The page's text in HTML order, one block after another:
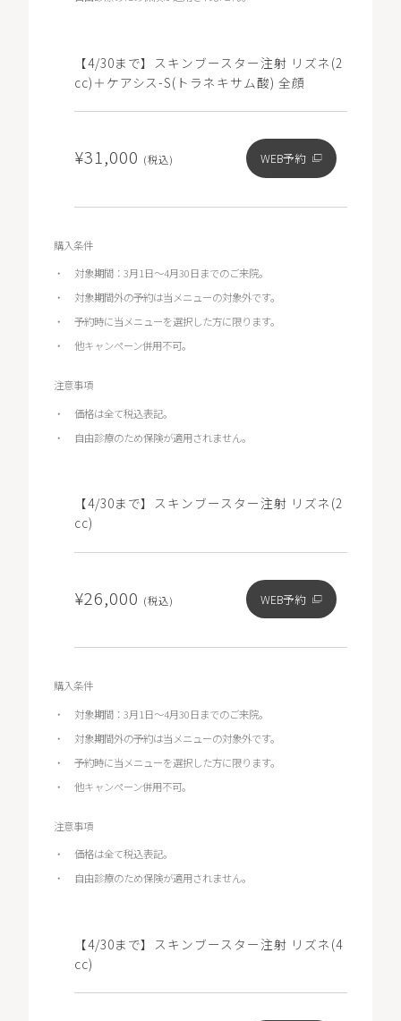
【4/30まで】スキンブースター注射 リズネ(2
cc)＋ケアシス-S(トラネキサム酸) 全顔
¥31,000 (税込) WEB予約
購入条件
対象期間：3月1日～4月30日までのご来院。
対象期間外の予約は当メニューの対象外です。
予約時に当メニューを選択した方に限ります。
他キャンペーン併用不可。
注意事項
価格は全て税込表記。
自由診療のため保険が適用されません。
【4/30まで】スキンブースター注射 リズネ(2
cc)
¥26,000 (税込) WEB予約
購入条件
対象期間：3月1日～4月30日までのご来院。
対象期間外の予約は当メニューの対象外です。
予約時に当メニューを選択した方に限ります。
他キャンペーン併用不可。
注意事項
価格は全て税込表記。
自由診療のため保険が適用されません。
【4/30まで】スキンブースター注射 リズネ(4
cc)